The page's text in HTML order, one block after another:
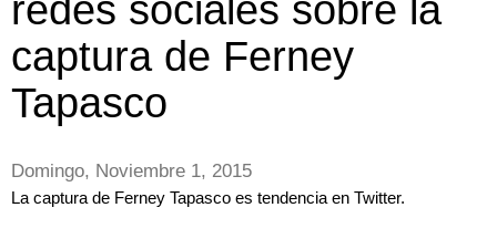
captura de Ferney
Tapasco
Domingo, Noviembre 1, 2015
La captura de Ferney Tapasco es tendencia en Twitter.